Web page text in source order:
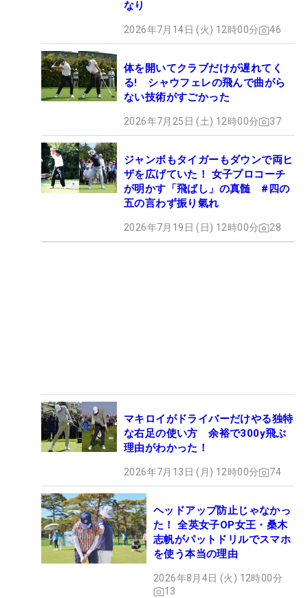
なり
2026年7月14日 (火) 12時00分 46
体を開いてクラブだけが遅れてく
る! シャウフェレの飛んで曲がら
ない技術がすごかった
2026年7月25日 (土) 12時00分 37
ジャンボもタイガーもダウンで両ヒ
ザを広げていた！ 女子プロコーチ
が明かす「飛ばし」の真髄 #四の
五の言わず振り氣れ
2026年7月19日 (日) 12時00分 28
マキロイがドライバーだけやる独特
な右足の使い方 余裕で300y飛ぶ
理由がわかった！
2026年7月13日 (月) 12時00分 74
ヘッドアップ防止じゃなかっ
た！ 全英女子OP女王・桑木
志帆がパットドリルでスマホ
を使う本当の理由
2026年8月4日 (火) 12時00分
13